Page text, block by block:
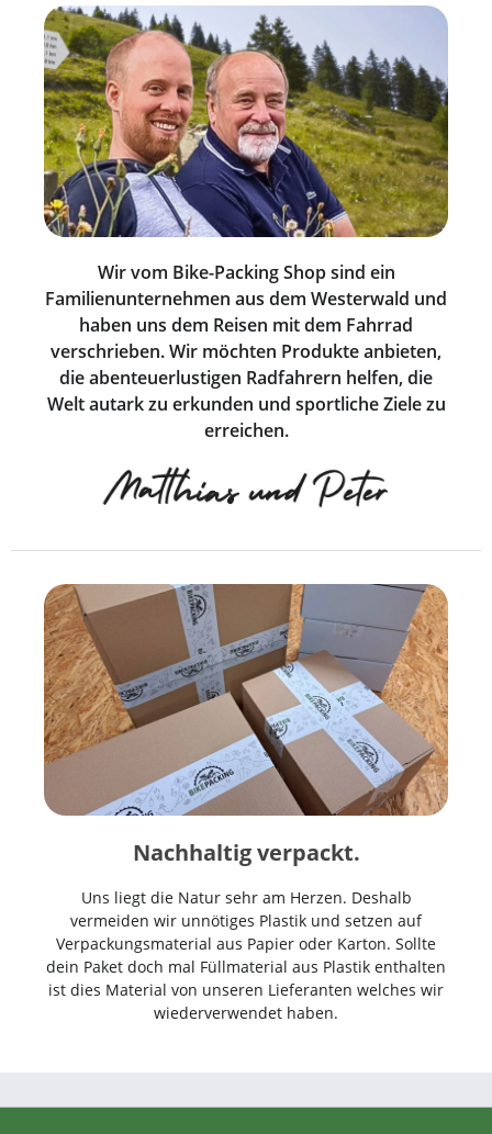
Wir vom Bike-Packing Shop sind ein
Familienunternehmen aus dem Westerwald und
haben uns dem Reisen mit dem Fahrrad
verschrieben. Wir möchten Produkte anbieten,
die abenteuerlustigen Radfahrern helfen, die
Welt autark zu erkunden und sportliche Ziele zu
erreichen.
Nachhaltig verpackt.
Uns liegt die Natur sehr am Herzen. Deshalb
vermeiden wir unnötiges Plastik und setzen auf
Verpackungsmaterial aus Papier oder Karton. Sollte
dein Paket doch mal Füllmaterial aus Plastik enthalten
ist dies Material von unseren Lieferanten welches wir
wiederverwendet haben.